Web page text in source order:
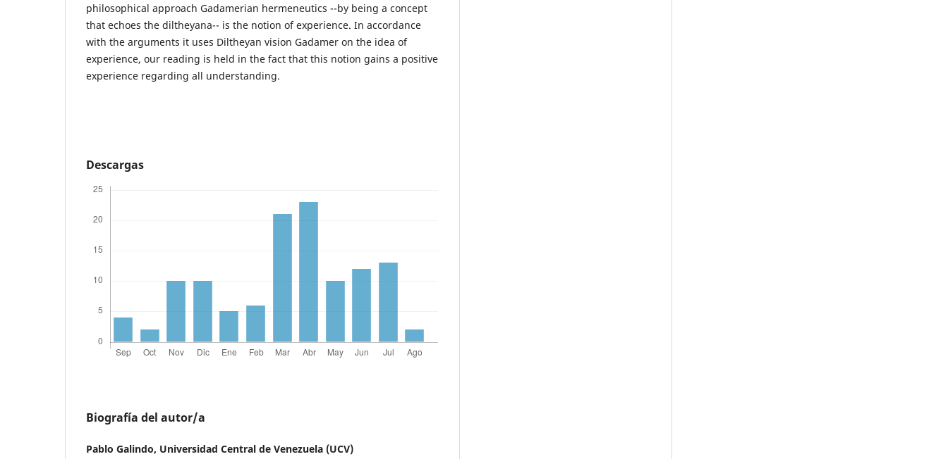
philosophical approach Gadamerian hermeneutics --by being a concept
that echoes the diltheyana-- is the notion of experience. In accordance
with the arguments it uses Diltheyan vision Gadamer on the idea of ​​
experience, our reading is held in the fact that this notion gains a positive
experience regarding all understanding.
Descargas
Biografía del autor/a
Pablo Galindo, Universidad Central de Venezuela (UCV)